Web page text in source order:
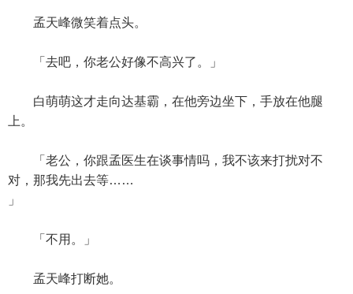
孟天峰微笑着点头。
「去吧，你老公好像不高兴了。」
白萌萌这才走向达基霸，在他旁边坐下，手放在他腿
上。
「老公，你跟孟医生在谈事情吗，我不该来打扰对不
对，那我先出去等……
」
「不用。」
孟天峰打断她。